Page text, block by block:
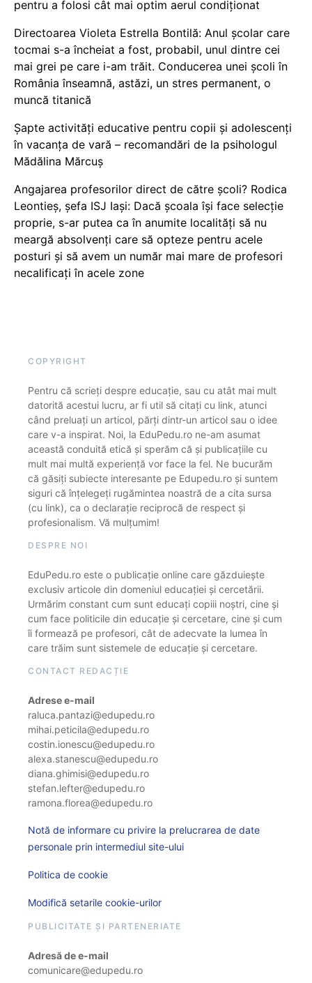
pentru a folosi cât mai optim aerul condiționat
Directoarea Violeta Estrella Bontilă: Anul școlar care
tocmai s-a încheiat a fost, probabil, unul dintre cei
mai grei pe care i-am trăit. Conducerea unei școli în
România înseamnă, astăzi, un stres permanent, o
muncă titanică
Șapte activități educative pentru copii și adolescenți
în vacanța de vară – recomandări de la psihologul
Mădălina Mărcuș
Angajarea profesorilor direct de către școli? Rodica
Leontieș, șefa ISJ Iași: Dacă școala își face selecție
proprie, s-ar putea ca în anumite localități să nu
meargă absolvenți care să opteze pentru acele
posturi și să avem un număr mai mare de profesori
necalificați în acele zone
COPYRIGHT
Pentru că scrieți despre educație, sau cu atât mai mult
datorită acestui lucru, ar fi util să citați cu link, atunci
când preluați un articol, părți dintr-un articol sau o idee
care v-a inspirat. Noi, la EduPedu.ro ne-am asumat
această conduită etică și sperăm că și publicațiile cu
mult mai multă experiență vor face la fel. Ne bucurăm
că găsiți subiecte interesante pe Edupedu.ro și suntem
siguri că înțelegeți rugămintea noastră de a cita sursa
(cu link), ca o declarație reciprocă de respect și
profesionalism. Vă mulțumim!
DESPRE NOI
EduPedu.ro este o publicație online care găzduiește
exclusiv articole din domeniul educației și cercetării.
Urmărim constant cum sunt educați copiii noștri, cine și
cum face politicile din educație și cercetare, cine și cum
îi formează pe profesori, cât de adecvate la lumea în
care trăim sunt sistemele de educație și cercetare.
CONTACT REDACȚIE
Adrese e-mail
raluca.pantazi@edupedu.ro
mihai.peticila@edupedu.ro
costin.ionescu@edupedu.ro
alexa.stanescu@edupedu.ro
diana.ghimisi@edupedu.ro
stefan.lefter@edupedu.ro
ramona.florea@edupedu.ro
Notă de informare cu privire la prelucrarea de date
personale prin intermediul site-ului
Politica de cookie
Modifică setarile cookie-urilor
PUBLICITATE ȘI PARTENERIATE
Adresă de e-mail
comunicare@edupedu.ro